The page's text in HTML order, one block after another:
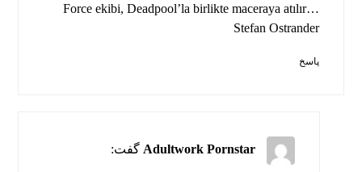
Force ekibi, Deadpool’la birlikte maceraya atılır…
Stefan Ostrander
پاسخ
Adultwork Pornstar گفت: